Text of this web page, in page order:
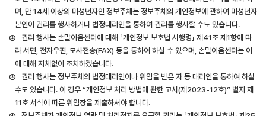
며, 만 14세 이상의 미성년자인 정보주체는 정보주체의 개인정보에 관하여 미성년자
본인이 권리를 행사하거나 법정대리인을 통하여 권리를 행사할 수도 있습니다.
②ㅤ권리 행사는 손말이음센터에 대해 「개인정보 보호법 시행령」 제41조 제1항에 따
라 서면, 전자우편, 모사전송(FAX) 등을 통하여 하실 수 있으며, 손말이음센터는 이
에 대해 지체없이 조치하겠습니다.
③ㅤ권리 행사는 정보주체의 법정대리인이나 위임을 받은 자 등 대리인을 통하여 하실
수도 있습니다. 이 경우 “개인정보 처리 방법에 관한 고시(제2023-12호)” 별지 제
11호 서식에 따른 위임장을 제출하셔야 합니다.